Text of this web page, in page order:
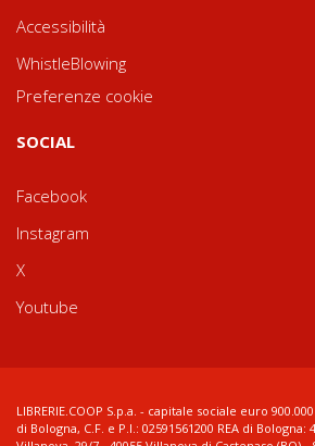
Accessibilità
WhistleBlowing
Preferenze cookie
SOCIAL
Facebook
Instagram
X
Youtube
LIBRERIE.COOP S.p.a. - capitale sociale euro
di Bologna, C.F. e P.I.: 02591561200 REA di Bologna: